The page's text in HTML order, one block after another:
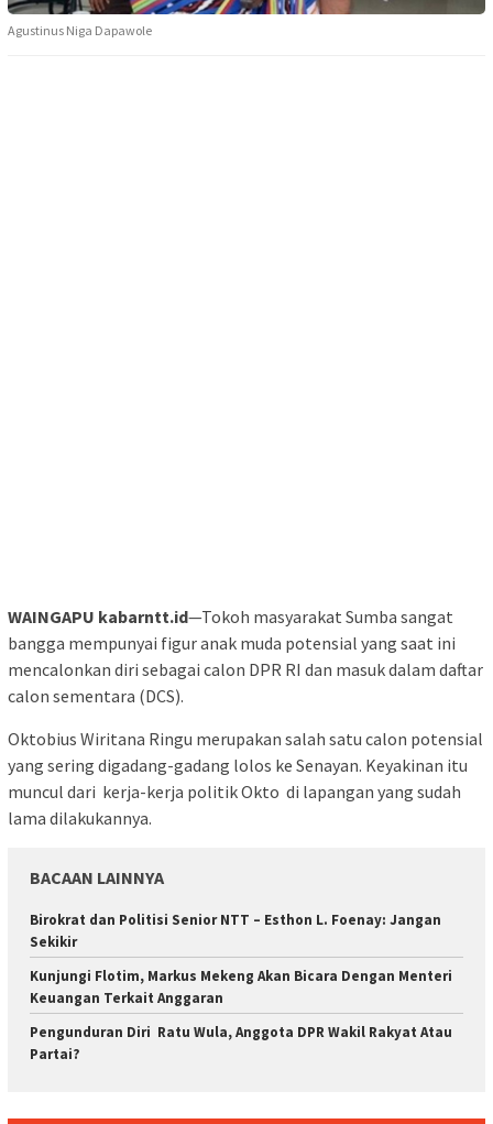
Agustinus Niga Dapawole
WAINGAPU kabarntt.id—Tokoh masyarakat Sumba sangat
bangga mempunyai figur anak muda potensial yang saat ini
mencalonkan diri sebagai calon DPR RI dan masuk dalam daftar
calon sementara (DCS).
Oktobius Wiritana Ringu merupakan salah satu calon potensial
yang sering digadang-gadang lolos ke Senayan. Keyakinan itu
muncul dari kerja-kerja politik Okto di lapangan yang sudah
lama dilakukannya.
BACAAN LAINNYA
Birokrat dan Politisi Senior NTT – Esthon L. Foenay: Jangan
Sekikir
Kunjungi Flotim, Markus Mekeng Akan Bicara Dengan Menteri
Keuangan Terkait Anggaran
Pengunduran Diri Ratu Wula, Anggota DPR Wakil Rakyat Atau
Partai?